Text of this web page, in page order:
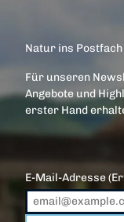
Natur ins Postfach
Für unseren
Angebote und
erster Hand
E-Mail-Adresse